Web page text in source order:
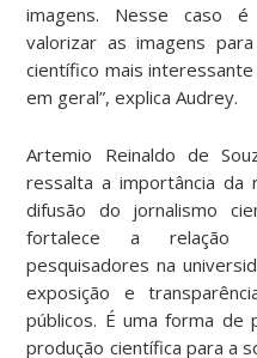
imagens. Nesse caso é
valorizar as imagens
científico mais
em geral”, explica Audrey.
Artemio Reinaldo de
ressalta a importância da
difusão do jornalismo
fortalece a relação
pesquisadores na
exposição e
públicos. É uma forma de
produção científica para a